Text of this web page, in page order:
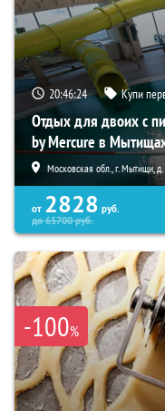
20:46:23 Купи
Отдых для двоих с
by Mercure в
Московская обл., г. Мытищи,
от 2828 руб.
до65700руб.
-100%